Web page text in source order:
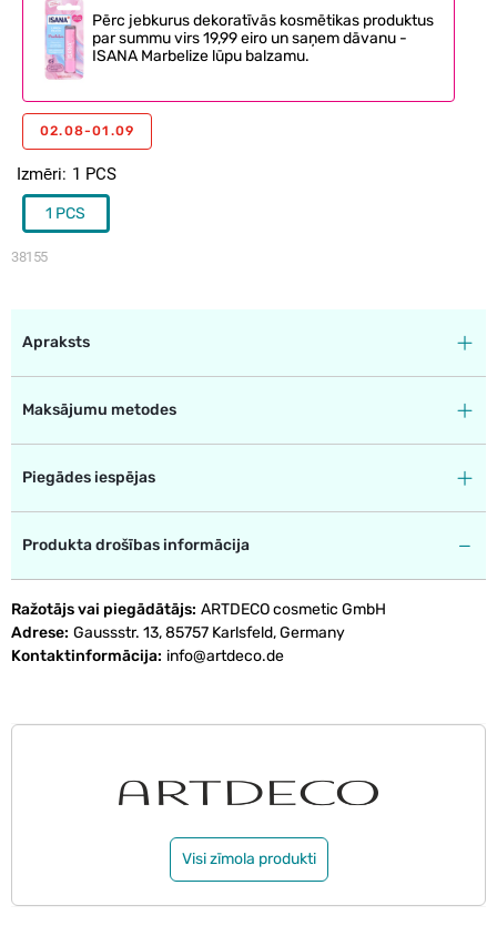
38155
Izmēri 1 PCS
1 PCS
Pērc jebkurus dekoratīvās kosmētikas produktus
par summu virs 19,99 eiro un saņem dāvanu -
ISANA Marbelize lūpu balzamu.
02.08-01.09
Apraksts
Maksājumu metodes
Piegādes iespējas
Produkta drošības informācija
Ražotājs vai piegādātājs ARTDECO cosmetic GmbH
Adrese Gaussstr. 13, 85757 Karlsfeld, Germany
Kontaktinformācija info@artdeco.de
Visi zīmola produkti